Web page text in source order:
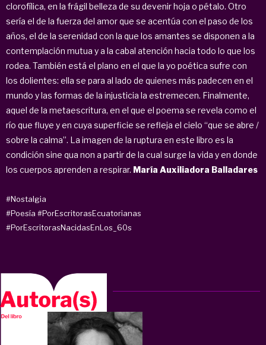
clorofílica, en la frágil belleza de su devenir hoja o pétalo. Otro
sería el de la fuerza del amor que se acentúa con el paso de los
años, el de la serenidad con la que los amantes se disponen a la
contemplación mutua y a la cabal atención hacia todo lo que los
rodea. También está el plano en el que la yo poética sufre con
los dolientes: ella se para al lado de quienes más padecen en el
mundo y las formas de la injusticia la estremecen. Finalmente,
aquel de la metaescritura, en el que el poema se revela como el
río que fluye y en cuya superficie se refleja el cielo “que se abre /
sobre la calma”. La imagen de la ruptura en este libro es la
condición sine qua non a partir de la cual surge la vida y en donde
los cuerpos aprenden a respirar. María Auxiliadora Balladares
#Nostalgia
#Poesía #PorEscritorasEcuatorianas
#PorEscritorasNacidasEnLos_60s